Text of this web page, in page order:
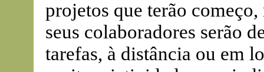
projetos que terão
seus colaboradores serão
tarefas, à distância ou em